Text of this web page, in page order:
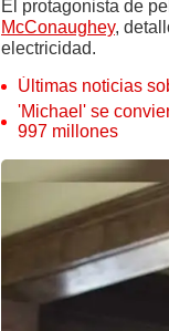
El protagonista de
McConaughey,
electricidad.
Últimas noticias
'Michael' se
997 millones